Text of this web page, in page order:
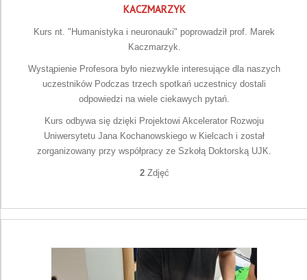
KACZMARZYK
Kurs nt. "Humanistyka i neuronauki" poprowadził prof. Marek
Kaczmarzyk.
Wystąpienie Profesora było niezwykle interesujące dla naszych
uczestników Podczas trzech spotkań uczestnicy dostali
odpowiedzi na wiele ciekawych pytań.
Kurs odbywa się dzięki Projektowi Akcelerator Rozwoju
Uniwersytetu Jana Kochanowskiego w Kielcach i został
zorganizowany przy współpracy ze Szkołą Doktorską UJK.
2Zdjęć